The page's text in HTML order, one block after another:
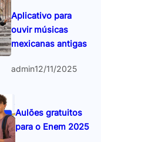
Aplicativo para
ouvir músicas
mexicanas antigas
admin12/11/2025
Aulões gratuitos
para o Enem 2025